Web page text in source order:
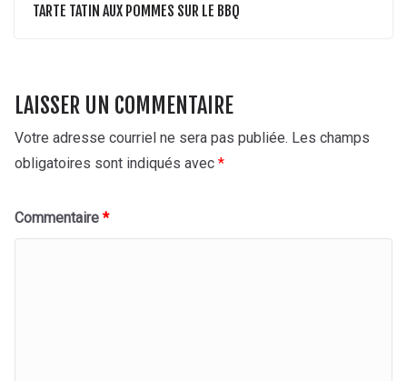
TARTE TATIN AUX POMMES SUR LE BBQ
LAISSER UN COMMENTAIRE
Votre adresse courriel ne sera pas publiée. Les champs
obligatoires sont indiqués avec *
Commentaire *